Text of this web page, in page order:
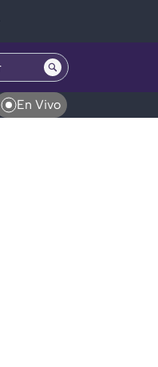
En Vivo